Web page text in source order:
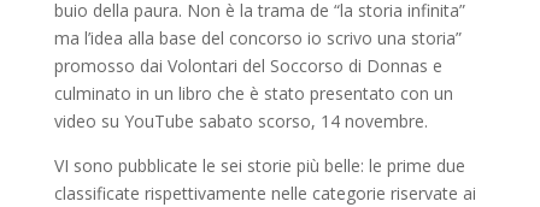
buio della paura. Non è la trama de “la storia infinita”
ma l’idea alla base del concorso io scrivo una storia”
promosso dai Volontari del Soccorso di Donnas e
culminato in un libro che è stato presentato con un
video su YouTube sabato scorso, 14 novembre.
VI sono pubblicate le sei storie più belle: le prime due
classificate rispettivamente nelle categorie riservate ai